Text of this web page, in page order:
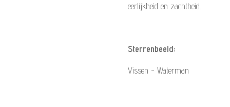
eerlijkheid en zachtheid.
Sterrenbeeld:
Vissen - Waterman